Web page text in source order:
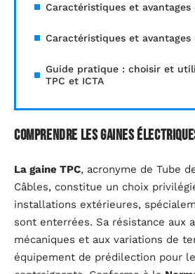
Caractéristiques et avantages
Caractéristiques et avantages
Guide pratique : choisir et
TPC et ICTA
Comprendre les gaines électriques
La gaine TPC, acronyme de Tube
Câbles, constitue un choix
installations extérieures,
sont enterrées. Sa résistance aux
mécaniques et aux variations de
équipement de prédilection pour